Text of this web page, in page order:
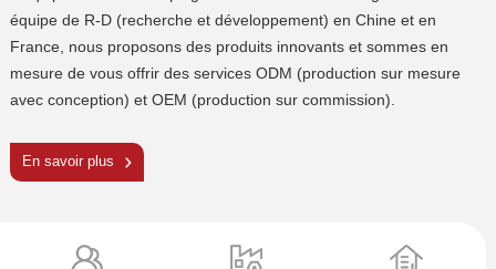
avec conception) et OEM (production sur commission).
En savoir plus